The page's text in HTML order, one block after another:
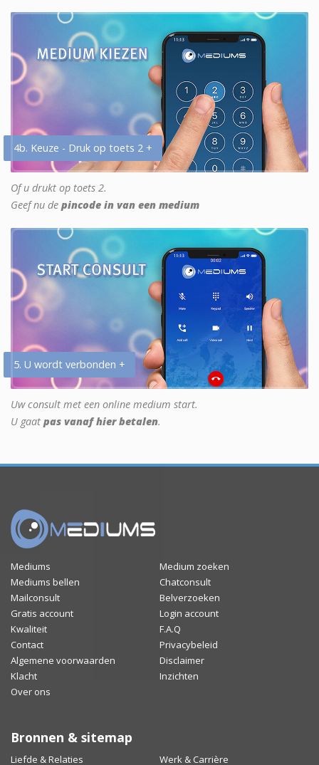
4b. Keuze - Druk op toets 2 +
Of u drukt op toets 2.
Geef nu de pincode in van een medium
5. U wordt verbonden +
Uw consult met een online medium start.
U gaat pas vanaf hier betalen.
Mediums
Medium zoeken
Mediums bellen
Chatconsult
Mailconsult
Belverzoeken
Gratis account
Login account
Kwaliteit
F.A.Q
Contact
Privacybeleid
Algemene voorwaarden
Disclaimer
Klacht
Inzichten
Over ons
Bronnen & sitemap
Liefde & Relaties Werk & Carrière